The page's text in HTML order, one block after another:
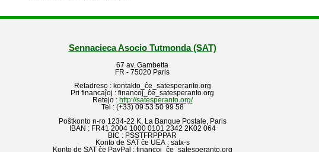
Sennacieca Asocio Tutmonda (SAT)
67 av. Gambetta
FR - 75020 Paris
Retadreso : kontakto_ĉe_satesperanto.org
Pri financaĵoj : financoj_ĉe_satesperanto.org
Retejo : http://satesperanto.org/
Tel : (+33) 09 53 50 99 58
Poŝtkonto n-ro 1234-22 K, La Banque Postale, Paris
IBAN : FR41 2004 1000 0101 2342 2K02 064
BIC : PSSTFRPPPAR
Konto de SAT ĉe UEA : satx-s
Konto de SAT ĉe PayPal : financoj_ĉe_satesperanto.org